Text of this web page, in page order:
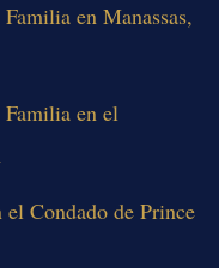
en Manassas,
en el
Condado de Prince